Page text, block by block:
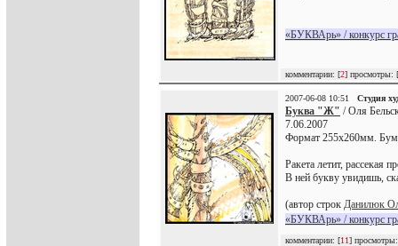
«БУКВАрь» / конкурс
комментарии: [2] просмотры: [
2007-06-08 10:51 Студия
Буква "Ж" / Оля
7.06.2007
Формат 255х260мм.
Ракета летит, рассекая
В ней букву увидишь,
(автор строк Данилюк
«БУКВАрь» / конкурс
комментарии: [11]